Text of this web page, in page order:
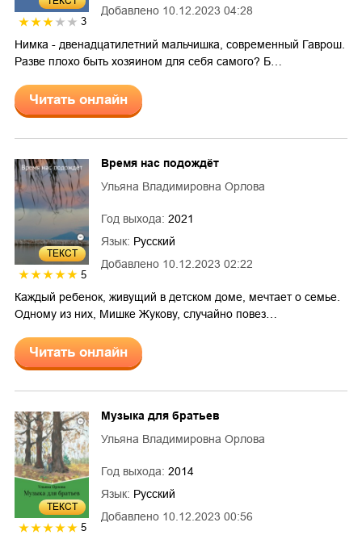
3
Добавлено 10.12.2023 04:28
Нимка - двенадцатилетний мальчишка, современный Гаврош.
Разве плохо быть хозяином для себя самого? Б…
Читать онлайн
ТЕКСТ
5
Добавлено 10.12.2023 02:22
Время нас подождёт
Ульяна Владимировна Орлова
Год выхода: 2021
Язык: Русский
Каждый ребенок, живущий в детском доме, мечтает о семье.
Одному из них, Мишке Жукову, случайно повез…
Читать онлайн
ТЕКСТ
5
Добавлено 10.12.2023 00:56
Музыка для братьев
Ульяна Владимировна Орлова
Год выхода: 2014
Язык: Русский